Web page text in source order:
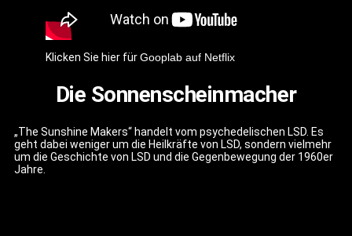
Klicken Sie hier fürGooplab auf Netflix
Die Sonnenscheinmacher
„The Sunshine Makers“ handelt vom psychedelischen LSD. Es
geht dabei weniger um die Heilkräfte von LSD, sondern vielmehr
um die Geschichte von LSD und die Gegenbewegung der 1960er
Jahre.